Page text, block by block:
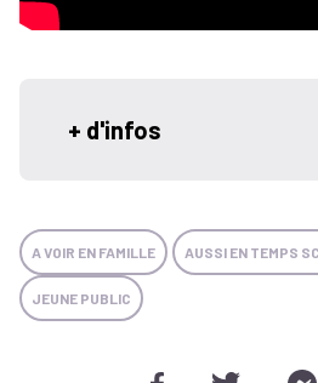
+ d'infos
A VOIR EN FAMILLE AUSSI EN TEMPS
JEUNE PUBLIC